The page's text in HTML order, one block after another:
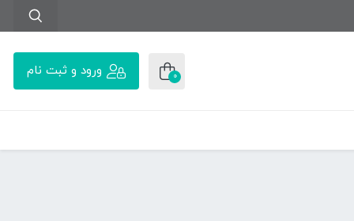
0 ورود و ثبت نام